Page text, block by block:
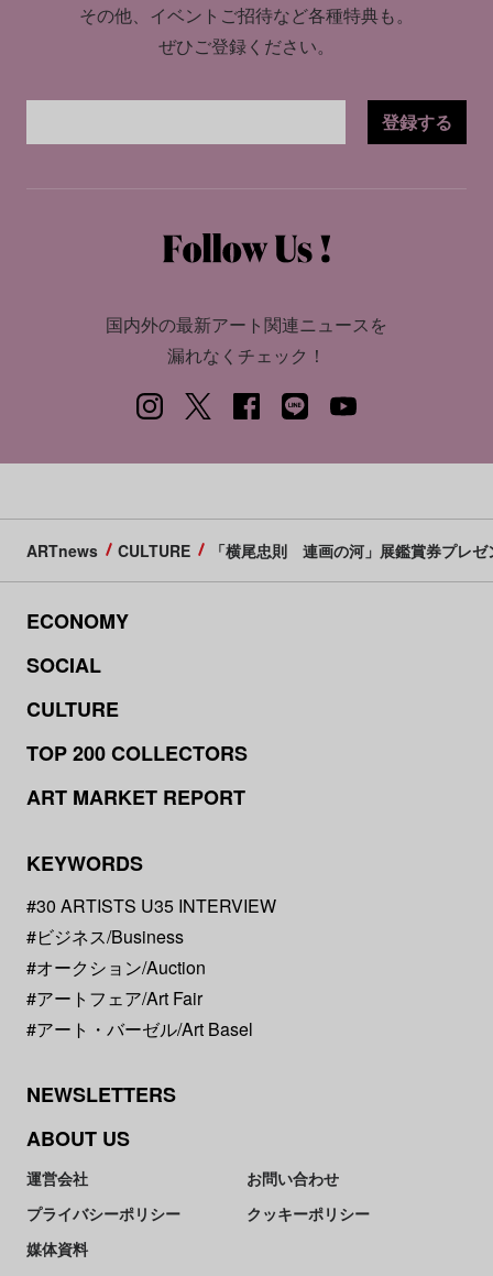
その他、イベントご招待など各種特典も。
ぜひご登録ください。
登録する
国内外の最新アート関連ニュースを
漏れなくチェック！
ARTnews CULTURE 「横尾忠則 連画の河」展鑑賞券プレゼ
ECONOMY
SOCIAL
CULTURE
TOP 200 COLLECTORS
ART MARKET REPORT
KEYWORDS
#30 ARTISTS U35 INTERVIEW
#ビジネス/Business
#オークション/Auction
#アートフェア/Art Fair
#アート・バーゼル/Art Basel
NEWSLETTERS
ABOUT US
運営会社
お問い合わせ
プライバシーポリシー
クッキーポリシー
媒体資料